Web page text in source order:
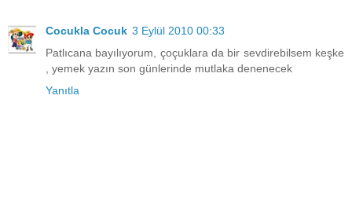
Cocukla Cocuk 3 Eylül 2010 00:33
Patlıcana bayılıyorum, çoçuklara da bir sevdirebilsem keşke
, yemek yazın son günlerinde mutlaka denenecek
Yanıtla